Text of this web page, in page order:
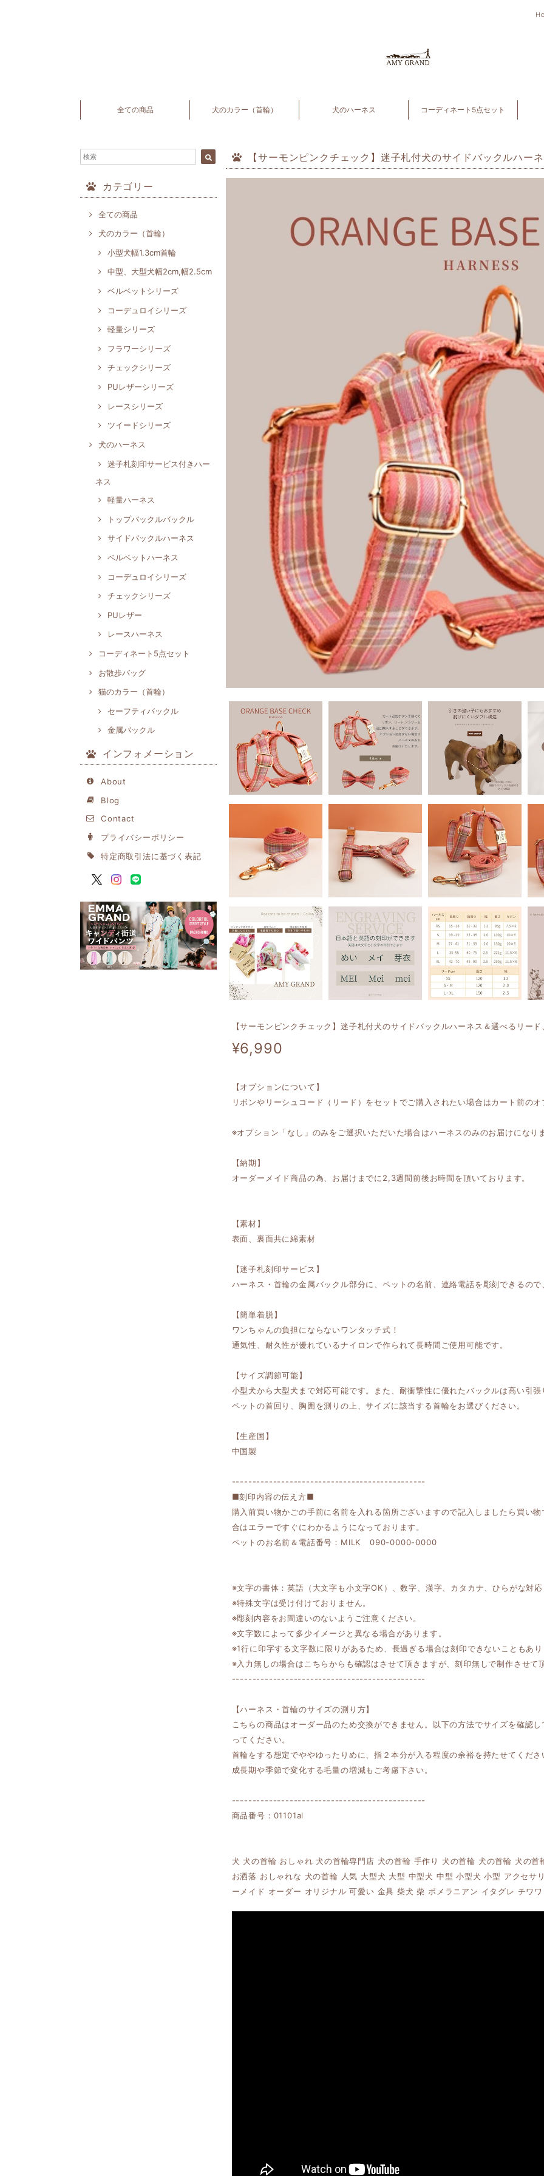
全ての商品 犬のカラー（首輪） 犬のハーネス コーディネート5点セット
カテゴリー
全ての商品
犬のカラー（首輪）
小型犬幅1.3cm首輪
中型、大型犬幅2cm,幅2.5cm
ベルベットシリーズ
コーデュロイシリーズ
軽量シリーズ
フラワーシリーズ
チェックシリーズ
PUレザーシリーズ
レースシリーズ
ツイードシリーズ
犬のハーネス
迷子札刻印サービス付きハー
ネス
軽量ハーネス
トップバックルバックル
サイドバックルハーネス
ベルベットハーネス
コーデュロイシリーズ
チェックシリーズ
PUレザー
レースハーネス
コーディネート5点セット
お散歩バッグ
猫のカラー（首輪）
セーフティバックル
金属バックル
インフォメーション
About
Blog
Contact
プライバシーポリシー
特定商取引法に基づく表記
【サーモンピンクチェック】迷子札付犬のサイドバックルハー
【サーモンピンクチェック】迷子札付犬のサイドバックルハーネス＆選べるリー
¥6,990
【オプションについて】
リボンやリーシュコード（リード）をセットでご購入されたい場合はカート前の
※オプション「なし」のみをご選択いただいた場合はハーネスのみのお届けになり
【納期】
オーダーメイド商品の為、お届けまでに2,3週間前後お時間を頂いております。
【素材】
表面、裏面共に綿素材
【迷子札刻印サービス】
ハーネス・首輪の金属バックル部分に、ペットの名前、連絡電話を彫刻できるの
【簡単着脱】
ワンちゃんの負担にならないワンタッチ式！
通気性、耐久性が優れているナイロンで作られて長時間ご使用可能です。
【サイズ調節可能】
小型犬から大型犬まで対応可能です。また、耐衝撃性に優れたバックルは高い引
ペットの首回り、胸囲を測りの上、サイズに該当する首輪をお選びください。
【生産国】
中国製
-----------------------------------------------
■刻印内容の伝え方■
購入前買い物かごの手前に名前を入れる箇所ございますので記入しましたら買い
合はエラーですぐにわかるようになっております。
ペットのお名前＆電話番号：MILK 090-0000-0000
※文字の書体：英語（大文字も小文字OK）、数字、漢字、カタカナ、ひらがな対応
※特殊文字は受け付けておりません。
※彫刻内容をお間違いのないようご注意ください。
※文字数によって多少イメージと異なる場合があります。
※1行に印字する文字数に限りがあるため、長過ぎる場合は刻印できないこともあ
※入力無しの場合はこちらからも確認はさせて頂きますが、刻印無しで制作させて
-----------------------------------------------
【ハーネス・首輪のサイズの測り方】
こちらの商品はオーダー品のため交換ができません。以下の方法でサイズを確認
ってください。
首輪をする想定でややゆったりめに、指２本分が入る程度の余裕を持たせてくださ
成長期や季節で変化する毛量の増減もご考慮下さい。
-----------------------------------------------
商品番号：01101al
犬 犬の首輪 おしゃれ 犬の首輪専門店 犬の首輪 手作り 犬の首輪 犬の首輪 犬の
お洒落 おしゃれな 犬の首輪 人気 大型犬 大型 中型犬 中型 小型犬 小型 アクセサ
ーメイド オーダー オリジナル 可愛い 金具 柴犬 柴 ポメラニアン イタグレ チワ